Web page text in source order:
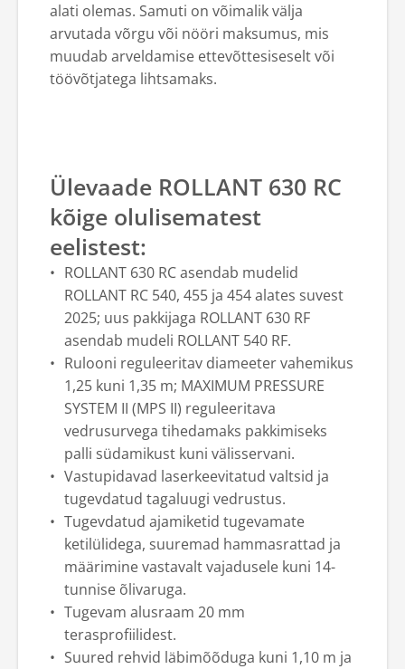
alati olemas. Samuti on võimalik välja
arvutada võrgu või nööri maksumus, mis
muudab arveldamise ettevõttesiseselt või
töövõtjatega lihtsamaks.
Ülevaade ROLLANT 630 RC
kõige olulisematest
eelistest:
ROLLANT 630 RC asendab mudelid
ROLLANT RC 540, 455 ja 454 alates suvest
2025; uus pakkijaga ROLLANT 630 RF
asendab mudeli ROLLANT 540 RF.
Rulooni reguleeritav diameeter vahemikus
1,25 kuni 1,35 m; MAXIMUM PRESSURE
SYSTEM II (MPS II) reguleeritava
vedrusurvega tihedamaks pakkimiseks
palli südamikust kuni välisservani.
Vastupidavad laserkeevitatud valtsid ja
tugevdatud tagaluugi vedrustus.
Tugevdatud ajamiketid tugevamate
ketilülidega, suuremad hammasrattad ja
määrimine vastavalt vajadusele kuni 14-
tunnise õlivaruga.
Tugevam alusraam 20 mm
terasprofiilidest.
Suured rehvid läbimõõduga kuni 1,10 m ja